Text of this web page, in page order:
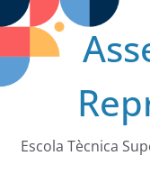
Saltar
contenido
Escola Tècnica